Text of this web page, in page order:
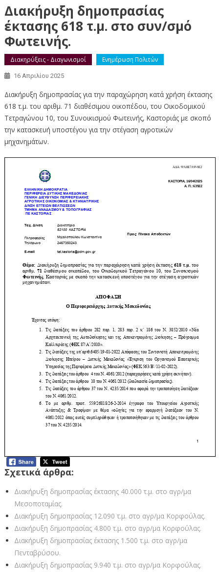
Διακήρυξη δημοπρασίας
έκτασης 618 τ.μ. στο συν/σμό
Φωτεινής.
Διακηρύξεις - Διαγωνισμοί Ενημέρωση Πολιτών
16 Απριλίου 2025
Διακήρυξη δημοπρασίας για την παραχώρηση κατά χρήση έκτασης
618 τ.μ. του αριθμ. 71 διαθέσιμου οικοπέδου, του Οικοδομικού
Τετραγώνου 10, του Συνοικισμού Φωτεινής, Καστοριάς με σκοπό
την κατασκευή υποστέγου για την στέγαση αγροτικών
μηχανημάτων.
Σχετικά άρθρα:
Διακήρυξη δημοπρασίας έκτασης 40.000 τ.μ. στο αγρ/μα
Μεσοποταμίας.
Διακήρυξη δημοπρασίας 12.090 τ.μ. στο αγρ/μα Κορφούλας.
Διακήρυξη δημοπρασίας 4.800 τ.μ. στο αγρ/μα Κορφούλας.
Διακήρυξη δημοπρασίας έκτασης 1.500 τ.μ. στο αγρ/μα
Πενταβρύσου.
Διακήρυξη δημοπρασίας 9.940 τ.μ. στο αγρ/μα Κορφούλας.